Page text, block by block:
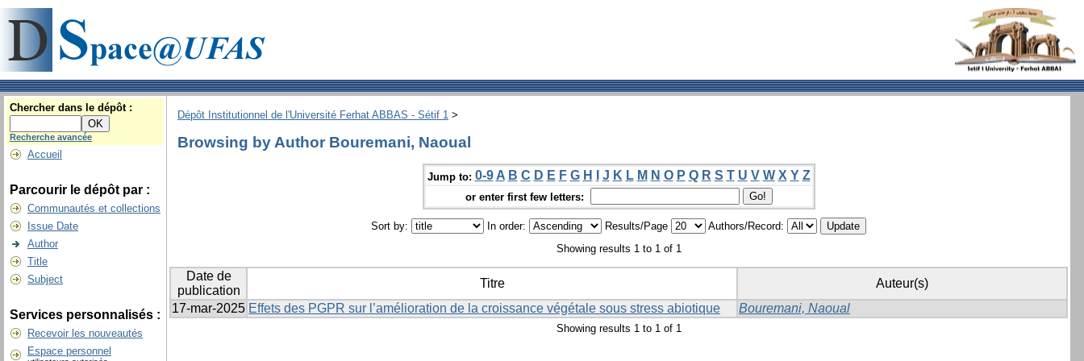
Chercher dans le dépôt :
Recherche avancée
Accueil
Parcourir le dépôt par :
Communautés et collections
Issue Date
Author
Title
Subject
Services personnalisés :
Recevoir les nouveautés
Espace personnel
Dépôt Institutionnel de l'Université Ferhat ABBAS - Sétif 1 >
Browsing by Author Bouremani, Naoual
Jump to: 0-9 A B C D E F G H J K L M N O P Q R S T U V W X Y Z
or enter first few letters:
Sort by: In order: Results/Page
Authors/Record:
Showing results 1 to 1 of 1
Date de
publication
Titre
Auteur(s)
17-mar-2025 Effets des PGPR sur l’amélioration de la croissance végétale sous stress abiotique Bouremani, Naoual
Showing results 1 to 1 of 1